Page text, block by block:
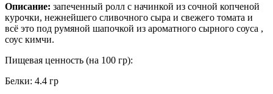
Описание: запеченный ролл с начинкой из сочной копченой
курочки, нежнейшего сливочного сыра и свежего томата и
всё это под румяной шапочкой из ароматного сырного соуса ,
соус кимчи.
Пищевая ценность (на 100 гр):
Белки: 4.4 гр